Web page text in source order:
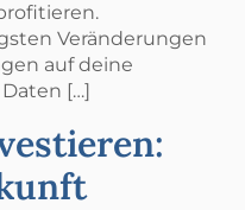
Veränderungen
auf deine
[…]